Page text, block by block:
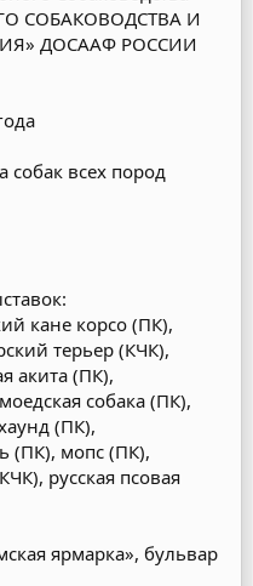
СОБАКОВОДСТВА И
ДОСААФ РОССИИ
собак всех пород
кане корсо (ПК),
терьер (КЧК),
акита (ПК),
собака (ПК),
(ПК),
(ПК), мопс (ПК),
русская псовая
ярмарка», бульвар